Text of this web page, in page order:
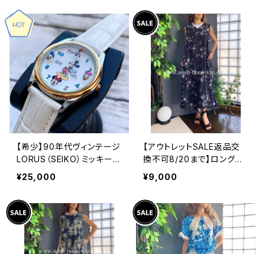
【希少】90年代ヴィンテージ
LORUS（SEIKO）ミッキーマ
ウス 腕時計（RRS260） 1
990年代未使用品 電池交
LOR④
¥25,000
【アウトレットSALE返品交
換不可8/20まで】ロングワ
ンピース・マキシワンピー
ス・サラッと軽やか春夏ワン
¥9,000